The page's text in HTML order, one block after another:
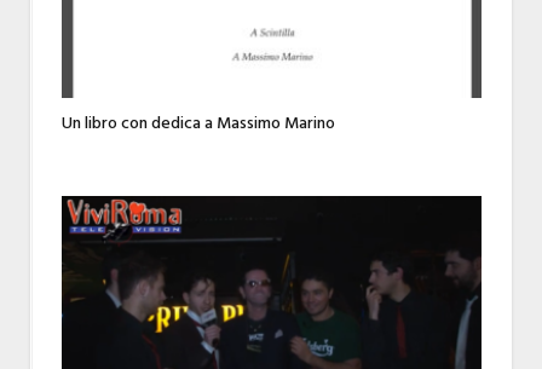
Un libro con dedica a Massimo Marino